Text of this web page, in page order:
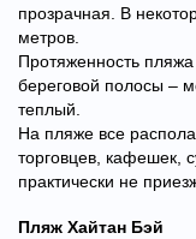
прозрачная. В
метров.
Протяженность
береговой полосы –
теплый.
На пляже все
торговцев, кафешек,
практически не
Пляж Хайтан Бэй